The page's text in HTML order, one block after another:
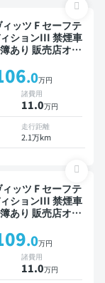
ッツ F セーフテ
ションIII 禁煙車
あり 販売店オプ
キー ETC バッ
ドライブレコー
減
.0万円
諸費用
11.0万円
走行距離
2.1万km
ィッツ F セーフテ
ションIII 禁煙車
あり 販売店オプ
クモニター ド
ーダー 衝突軽減
.0万円
諸費用
11.0万円